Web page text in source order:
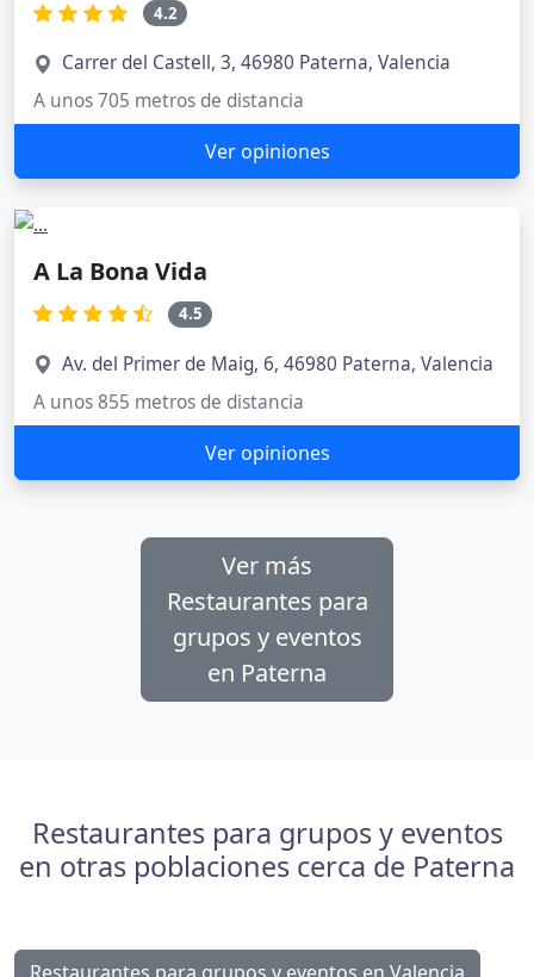
4.2
Carrer del Castell, 3, 46980 Paterna, Valencia
A unos 705 metros de distancia
Ver opiniones
A La Bona Vida
4.5
Av. del Primer de Maig, 6, 46980 Paterna, Valencia
A unos 855 metros de distancia
Ver opiniones
Ver más
Restaurantes para
grupos y eventos
en Paterna
Restaurantes para grupos y eventos
en otras poblaciones cerca de Paterna